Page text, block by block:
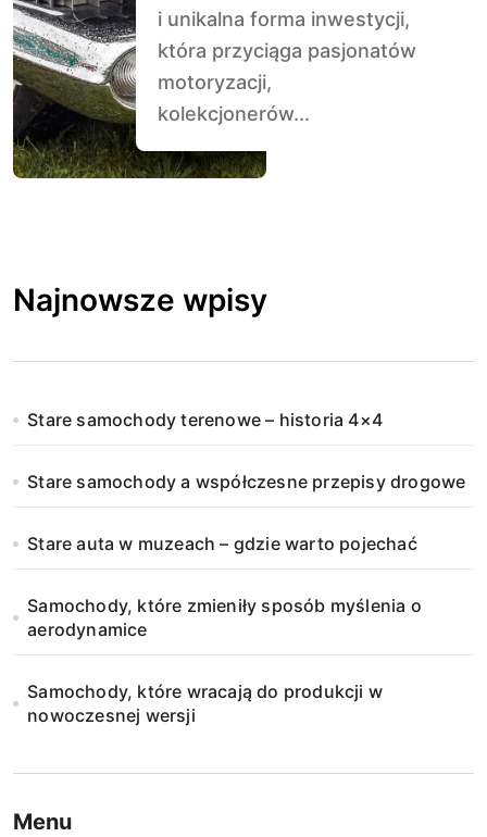
i unikalna forma inwestycji,
która przyciąga pasjonatów
motoryzacji,
kolekcjonerów...
Najnowsze wpisy
Stare samochody terenowe – historia 4×4
Stare samochody a współczesne przepisy drogowe
Stare auta w muzeach – gdzie warto pojechać
Samochody, które zmieniły sposób myślenia o
aerodynamice
Samochody, które wracają do produkcji w
nowoczesnej wersji
Menu